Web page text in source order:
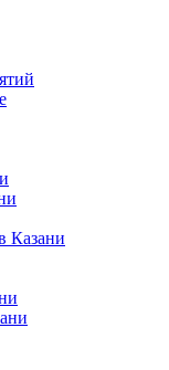
Казани